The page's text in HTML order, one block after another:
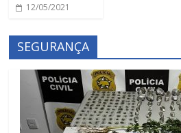
12/05/2021
SEGURANÇA